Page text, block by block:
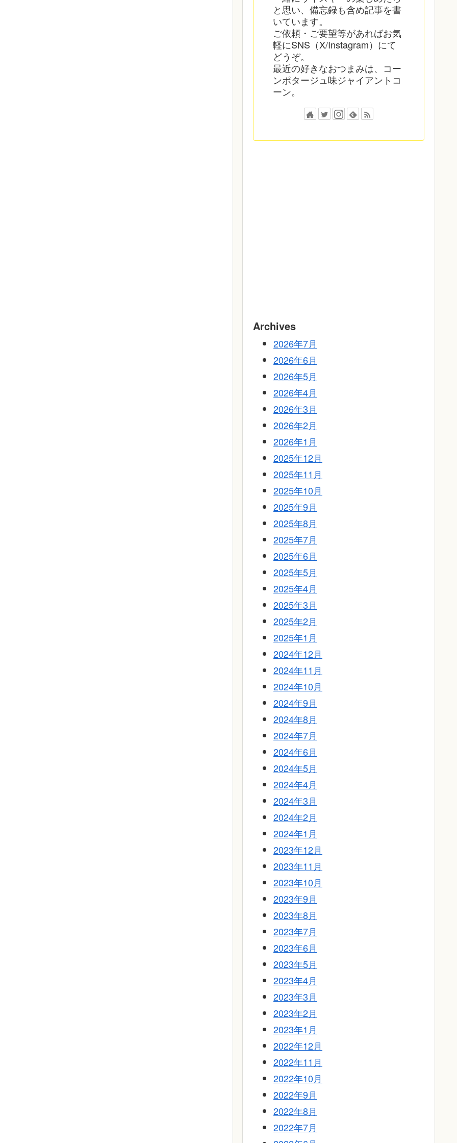
と思い、備忘録も含め記事を書
いています。
ご依頼・ご要望等があればお気
軽にSNS（X/Instagram）にて
どうぞ。
最近の好きなおつまみは、コー
ンポタージュ味ジャイアントコ
ーン。
Archives
2026年7月
2026年6月
2026年5月
2026年4月
2026年3月
2026年2月
2026年1月
2025年12月
2025年11月
2025年10月
2025年9月
2025年8月
2025年7月
2025年6月
2025年5月
2025年4月
2025年3月
2025年2月
2025年1月
2024年12月
2024年11月
2024年10月
2024年9月
2024年8月
2024年7月
2024年6月
2024年5月
2024年4月
2024年3月
2024年2月
2024年1月
2023年12月
2023年11月
2023年10月
2023年9月
2023年8月
2023年7月
2023年6月
2023年5月
2023年4月
2023年3月
2023年2月
2023年1月
2022年12月
2022年11月
2022年10月
2022年9月
2022年8月
2022年7月